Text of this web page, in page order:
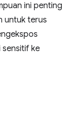
ini penting
untuk terus
ke